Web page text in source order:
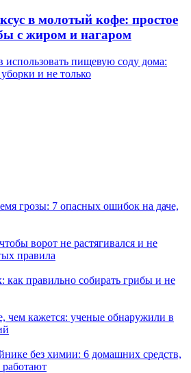
в молотый кофе: простое
с жиром и нагаром
использовать пищевую соду дома:
и не только
грозы: 7 опасных ошибок на даче,
ворот не растягивался и не
правила
как правильно собирать грибы и не
чем кажется: ученые обнаружили в
без химии: 6 домашних средств,
работают